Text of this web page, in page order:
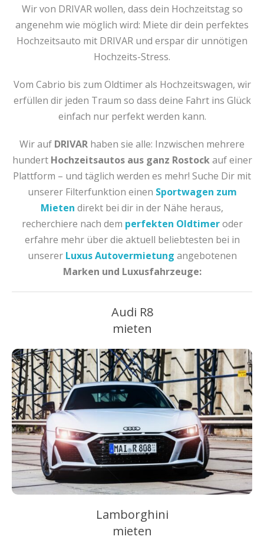
Wir von DRIVAR wollen, dass dein Hochzeitstag so
angenehm wie möglich wird: Miete dir dein perfektes
Hochzeitsauto mit DRIVAR und erspar dir unnötigen
Hochzeits-Stress.
Vom Cabrio bis zum Oldtimer als Hochzeitswagen, wir
erfüllen dir jeden Traum so dass deine Fahrt ins Glück
einfach nur perfekt werden kann.
Wir auf DRIVAR haben sie alle: Inzwischen mehrere
hundert Hochzeitsautos aus ganz Rostockauf einer
Plattform – und täglich werden es mehr! Suche Dir mit
unserer Filterfunktion einen Sportwagen zum
Mieten direkt bei dir in der Nähe heraus,
recherchiere nach dem perfekten Oldtimeroder
erfahre mehr über die aktuell beliebtesten bei in
unserer Luxus Autovermietung angebotenen
Marken und Luxusfahrzeuge:
Audi R8
mieten
Lamborghini
mieten